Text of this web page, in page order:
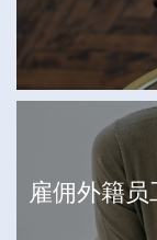
雇佣外籍